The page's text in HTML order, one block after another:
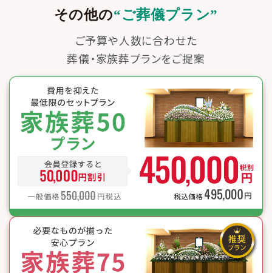
その他の“ご葬儀プラン”
ご予算や人数に合わせた
葬儀・家族葬プランをご提案